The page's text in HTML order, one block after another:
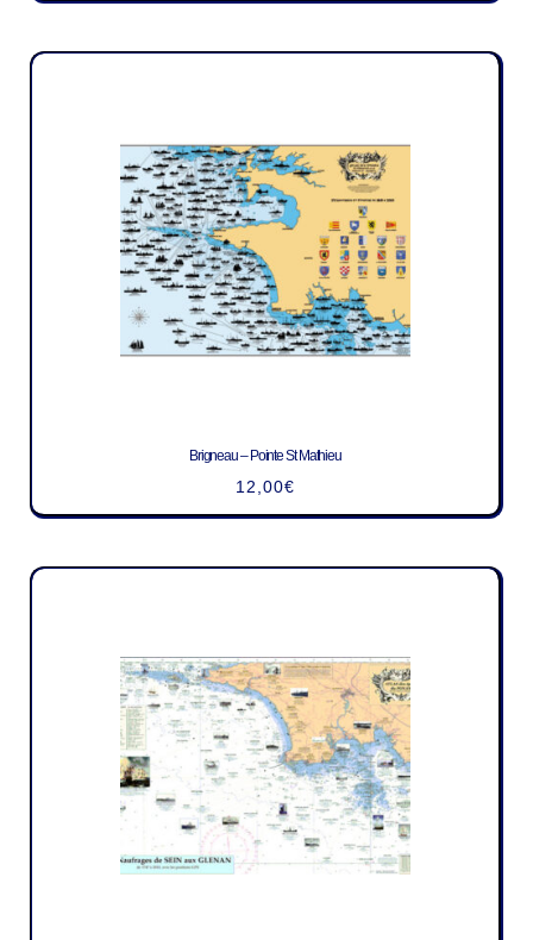
Brigneau – Pointe St Mathieu
12,00€